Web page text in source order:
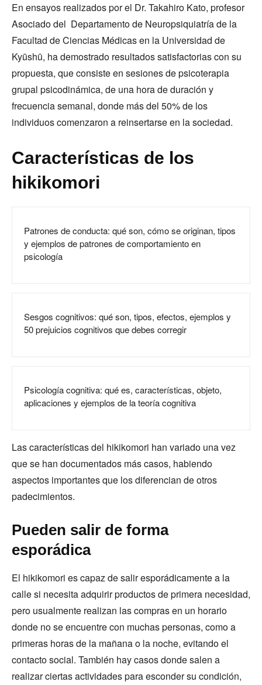
En ensayos realizados por el Dr. Takahiro Kato, profesor
Asociado del Departamento de Neuropsiquiatría de la
Facultad de Ciencias Médicas en la Universidad de
Kyūshū, ha demostrado resultados satisfactorias con su
propuesta, que consiste en sesiones de psicoterapia
grupal psicodinámica, de una hora de duración y
frecuencia semanal, donde más del 50% de los
individuos comenzaron a reinsertarse en la sociedad.
Características de los
hikikomori
Patrones de conducta: qué son, cómo se originan, tipos
y ejemplos de patrones de comportamiento en
psicología
Sesgos cognitivos: qué son, tipos, efectos, ejemplos y
50 prejuicios cognitivos que debes corregir
Psicología cognitiva: qué es, características, objeto,
aplicaciones y ejemplos de la teoría cognitiva
Las características del hikikomori han variado una vez
que se han documentados más casos, habiendo
aspectos importantes que los diferencian de otros
padecimientos.
Pueden salir de forma
esporádica
El hikikomori es capaz de salir esporádicamente a la
calle si necesita adquirir productos de primera necesidad,
pero usualmente realizan las compras en un horario
donde no se encuentre con muchas personas, como a
primeras horas de la mañana o la noche, evitando el
contacto social. También hay casos donde salen a
realizar ciertas actividades para esconder su condición,